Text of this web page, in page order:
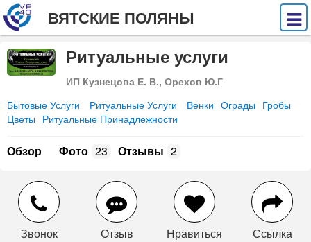
ВЯТСКИЕ ПОЛЯНЫ
Ритуальные услуги
ИП Кузнецова Е. В., Орехов Ю.Г
Бытовые Услуги Ритуальные Услуги Венки Ограды Гробы
Цветы Ритуальные Принадлежности
Обзор Фото 23 Отзывы 2
Звонок Отзыв Нравиться Ссылка